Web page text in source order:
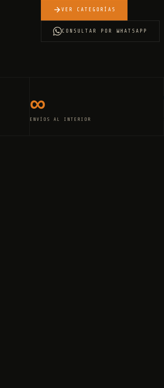
VER CATEGORÍAS
CONSULTAR POR WHATSAPP
∞
ENVÍOS AL INTERIOR